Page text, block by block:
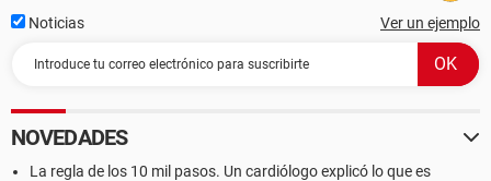
Noticias Ver un ejemplo
NOVEDADES
La regla de los 10 mil pasos. Un cardiólogo explicó lo que es